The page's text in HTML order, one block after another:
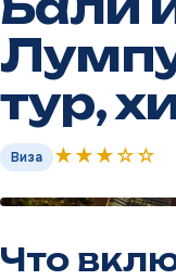
тур,
Виза ★★★☆☆
Что